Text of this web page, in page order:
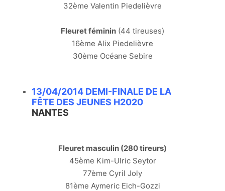
32ème Valentin Piedelièvre
Fleuret féminin (44 tireuses)
16ème Alix Piedelièvre
30ème Océane Sebire
13/04/2014 DEMI-FINALE DE LA
FÊTE DES JEUNES H2020
NANTES
Fleuret masculin (280 tireurs)
45ème Kim-Ulric Seytor
77ème Cyril Joly
81ème Aymeric Eich-Gozzi